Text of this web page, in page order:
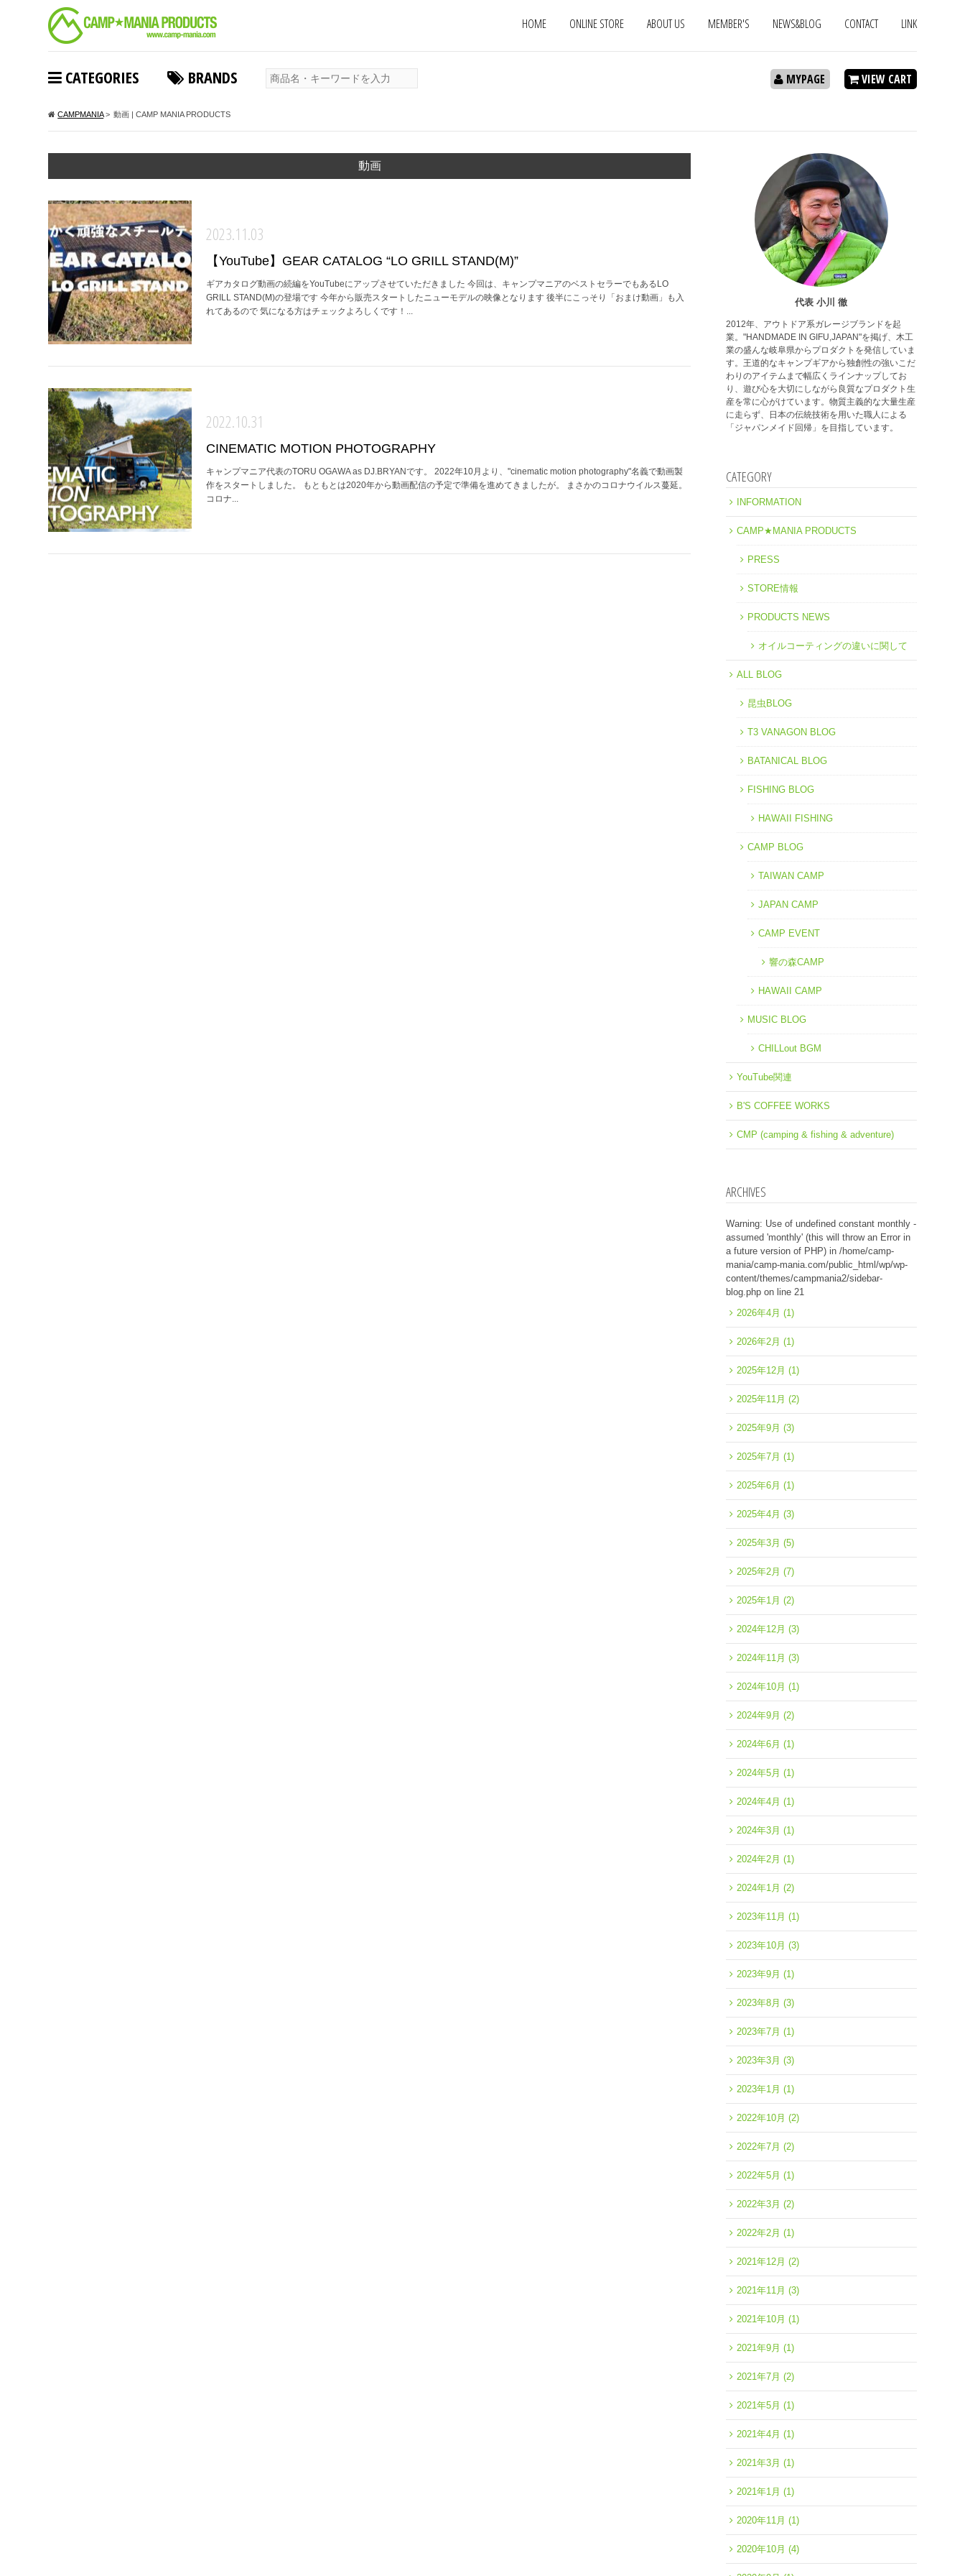
HOME ONLINE STORE ABOUT US MEMBER'S NEWS&BLOG CONTACT LINK
CATEGORIES BRANDS VIEW CART
MYPAGE
CAMPMANIA> 動画 | CAMP MANIA PRODUCTS
動画
2023.11.03
【YouTube】GEAR CATALOG “LO GRILL STAND(M)”
ギアカタログ動画の続編をYouTubeにアップさせていただきました 今回は、キャンプマニアのベストセラーでもあるLO
GRILL STAND(M)の登場です 今年から販売スタートしたニューモデルの映像となります 後半にこっそり「おまけ動画」も入
れてあるので 気になる方はチェックよろしくです！...
2022.10.31
CINEMATIC MOTION PHOTOGRAPHY
キャンプマニア代表のTORU OGAWA as DJ.BRYANです。 2022年10月より、"cinematic motion photography"名義で動画製
作をスタートしました。 もともとは2020年から動画配信の予定で準備を進めてきましたが。 まさかのコロナウイルス蔓延。
コロナ...
代表 小川 徹
2012年、アウトドア系ガレージブランドを起
業。"HANDMADE IN GIFU,JAPAN"を掲げ、木工
業の盛んな岐阜県からプロダクトを発信していま
す。王道的なキャンプギアから独創性の強いこだ
わりのアイテムまで幅広くラインナップしてお
り、遊び心を大切にしながら良質なプロダクト生
産を常に心がけています。物質主義的な大量生産
に走らず、日本の伝統技術を用いた職人による
「ジャパンメイド回帰」を目指しています。
CATEGORY
INFORMATION
CAMP★MANIA PRODUCTS
PRESS
STORE情報
PRODUCTS NEWS
オイルコーティングの違いに関して
ALL BLOG
昆虫BLOG
T3 VANAGON BLOG
BATANICAL BLOG
FISHING BLOG
HAWAII FISHING
CAMP BLOG
TAIWAN CAMP
JAPAN CAMP
CAMP EVENT
響の森CAMP
HAWAII CAMP
MUSIC BLOG
CHILLout BGM
YouTube関連
B'S COFFEE WORKS
CMP (camping & fishing & adventure)
ARCHIVES
Warning: Use of undefined constant monthly -
assumed 'monthly' (this will throw an Error in
a future version of PHP) in /home/camp-
mania/camp-mania.com/public_html/wp/wp-
content/themes/campmania2/sidebar-
blog.phpon line 21
2026年4月 (1)
2026年2月 (1)
2025年12月 (1)
2025年11月 (2)
2025年9月 (3)
2025年7月 (1)
2025年6月 (1)
2025年4月 (3)
2025年3月 (5)
2025年2月 (7)
2025年1月 (2)
2024年12月 (3)
2024年11月 (3)
2024年10月 (1)
2024年9月 (2)
2024年6月 (1)
2024年5月 (1)
2024年4月 (1)
2024年3月 (1)
2024年2月 (1)
2024年1月 (2)
2023年11月 (1)
2023年10月 (3)
2023年9月 (1)
2023年8月 (3)
2023年7月 (1)
2023年3月 (3)
2023年1月 (1)
2022年10月 (2)
2022年7月 (2)
2022年5月 (1)
2022年3月 (2)
2022年2月 (1)
2021年12月 (2)
2021年11月 (3)
2021年10月 (1)
2021年9月 (1)
2021年7月 (2)
2021年5月 (1)
2021年4月 (1)
2021年3月 (1)
2021年1月 (1)
2020年11月 (1)
2020年10月 (4)